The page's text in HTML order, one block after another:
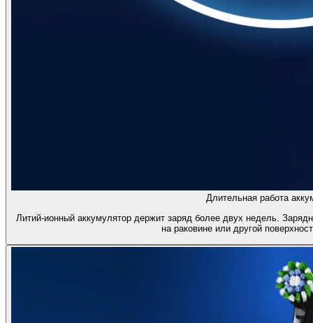
Длительная работа
Литий-ионный аккумулятор держит заряд более двух недель.
на раковине или другой